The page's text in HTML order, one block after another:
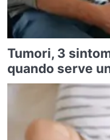
Tumori, 3
quando serve